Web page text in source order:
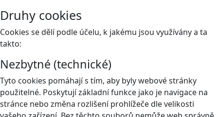
Druhy cookies
Cookies se dělí podle účelu, k jakému jsou využívány a ta
takto:
Nezbytné (technické)
Tyto cookies pomáhají s tím, aby byly webové stránky
použitelné. Poskytují základní funkce jako je navigace na
stránce nebo změna rozlišení prohlížeče dle velikosti